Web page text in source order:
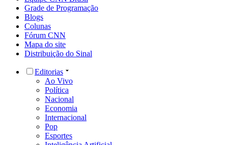
Grade de Programação
Blogs
Colunas
Fórum CNN
Mapa do site
Distribuição do Sinal
Editorias
Ao Vivo
Política
Nacional
Economia
Internacional
Pop
Esportes